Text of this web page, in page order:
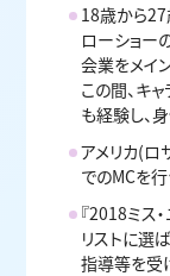
18歳から27
ローショー
会業をメイ
この間、キ
も経験し、
アメリカ(ロ
でのMCを行
『2018ミス
リストに選
指導等を受